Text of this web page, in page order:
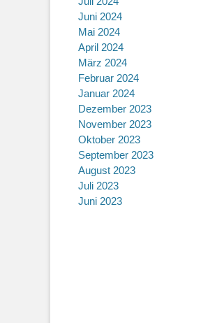
Juni 2024
Mai 2024
April 2024
März 2024
Februar 2024
Januar 2024
Dezember 2023
November 2023
Oktober 2023
September 2023
August 2023
Juli 2023
Juni 2023